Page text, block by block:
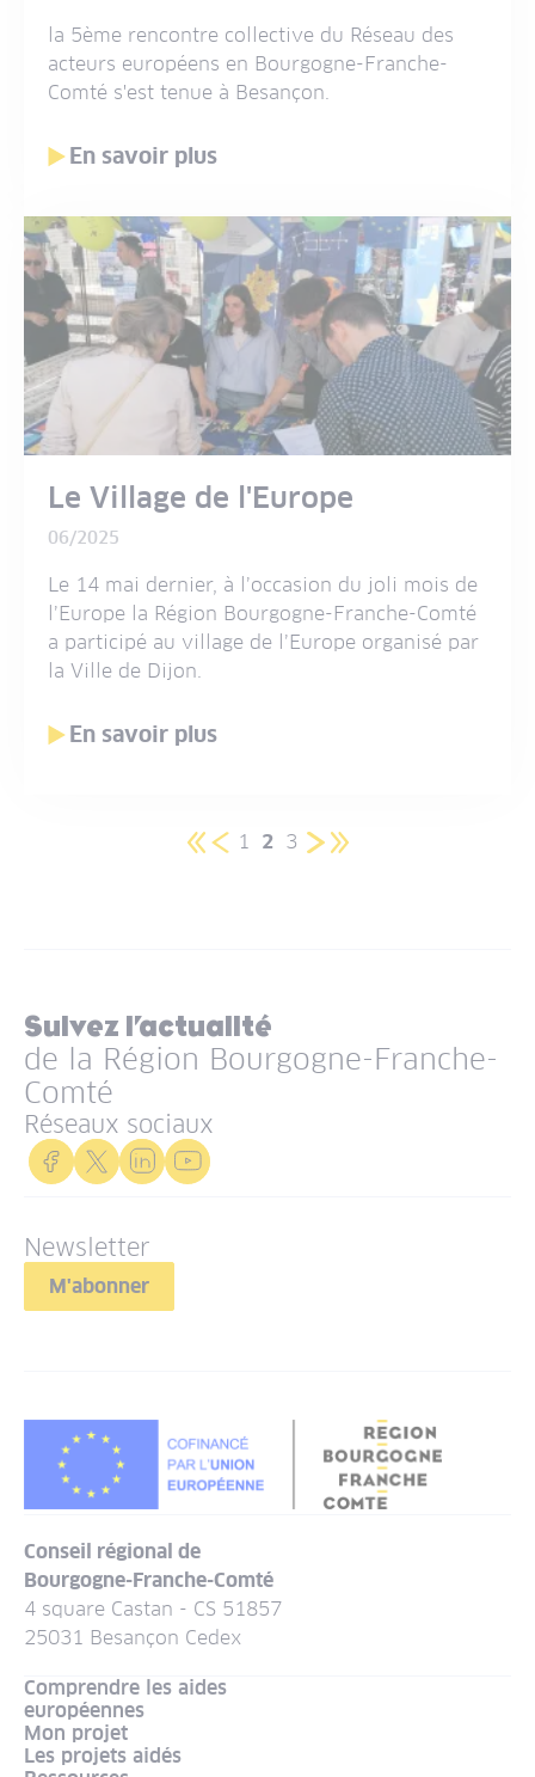
la 5ème rencontre collective du Réseau des
acteurs européens en Bourgogne-Franche-
Comté s'est tenue à Besançon.
En savoir plus
Le Village de l'Europe
06/2025
Le 14 mai dernier, à l’occasion du joli mois de
l’Europe la Région Bourgogne-Franche-Comté
a participé au village de l’Europe organisé par
la Ville de Dijon.
En savoir plus
Pagination
Première
PagePage
1
Page
2 Page
3
PageDernière
Suivez l’actualité
de la Région Bourgogne-Franche-
Comté
Réseaux sociaux
Newsletter
M'abonner
Conseil régional de
Bourgogne-Franche-Comté
4 square Castan - CS 51857
25031 Besançon Cedex
Comprendre les aides
européennes
Mon projet
Les projets aidés